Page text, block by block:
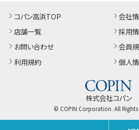
コパン高浜TOP
店舗一覧
お問い合わせ
利用規約
会社
採用
会員
個人
株式会社コパン
© COPIN Corporation. All Rights